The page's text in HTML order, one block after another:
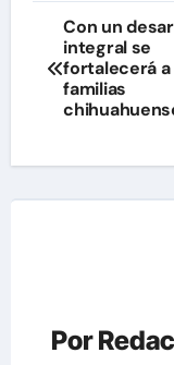
de
Con un
integral se
fortalecerá a
familias
Por